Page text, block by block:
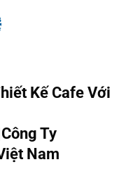
Kế Cafe Với
Ty
Nam